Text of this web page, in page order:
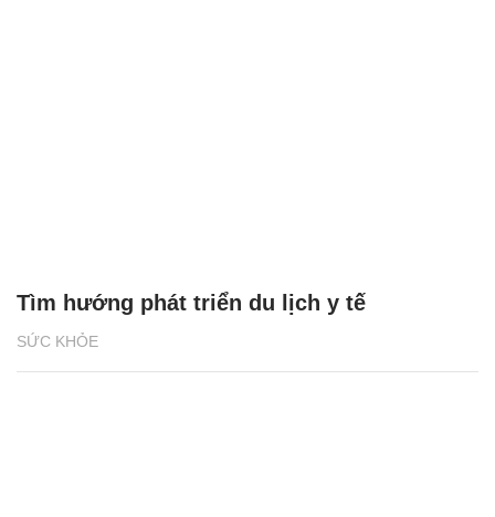
SỨC KHỎE
Tìm hướng phát triển du lịch y tế